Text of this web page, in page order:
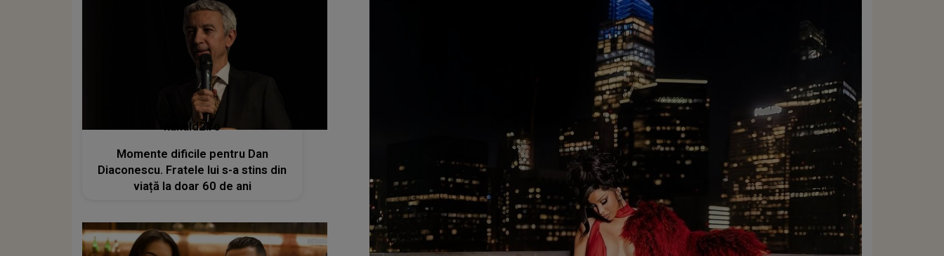
kanald2.ro
Momente dificile pentru Dan
Diaconescu. Fratele lui s-a stins din
viață la doar 60 de ani